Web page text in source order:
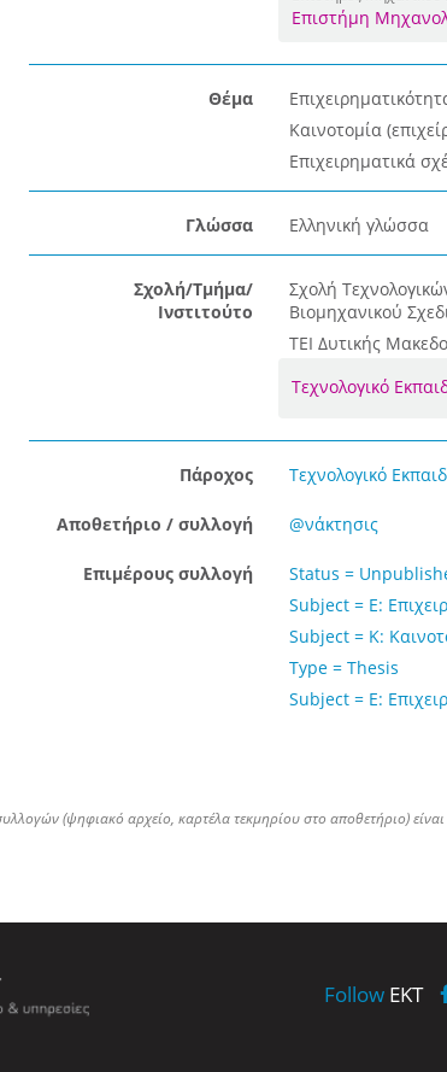
Επιστήμη
Θέμα
Καινοτομία
Επιχειρηματικά
Γλώσσα Ελληνική γλώσσα
Σχολή/Τμήμα/
Ινστιτούτο
Σχολή
Βιομηχανικού
ΤΕΙ Δυτικής
Τεχνολογικό
Πάροχος Τεχνολογικό
Αποθετήριο / συλλογή @νάκτησις
Επιμέρους συλλογή
Status =
Subject = Ε:
Subject = Κ:
Type = Thesis
Subject = Ε:
(ψηφιακό αρχείο, καρτέλα τεκμηρίου στο αποθετήριο)
Follow EKT